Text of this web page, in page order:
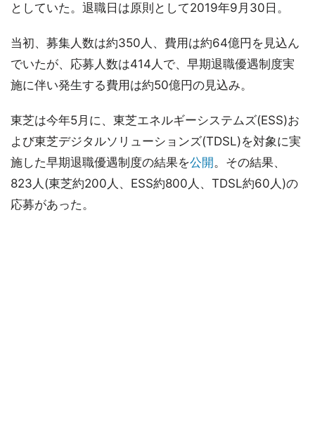
としていた。退職日は原則として2019年9月30日。
当初、募集人数は約350人、費用は約64億円を見込ん
でいたが、応募人数は414人で、早期退職優遇制度実
施に伴い発生する費用は約50億円の見込み。
東芝は今年5月に、東芝エネルギーシステムズ(ESS)お
よび東芝デジタルソリューションズ(TDSL)を対象に実
施した早期退職優遇制度の結果を公開。その結果、
823人(東芝約200人、ESS約800人、TDSL約60人)の
応募があった。